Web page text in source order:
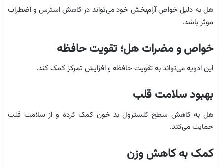
هل به دلیل خواص آرام‌بخش خود می‌تواند در کاهش استرس و اضطراب
موثر باشد.
خواص و مضرات هل؛ تقویت حافظه
این ادویه می‌تواند به تقویت حافظه و افزایش تمرکز کمک کند.
بهبود سلامت قلب
هل به کاهش سطح کلسترول بد خون کمک کرده و از سلامت قلب
حمایت می‌کند.
کمک به کاهش وزن